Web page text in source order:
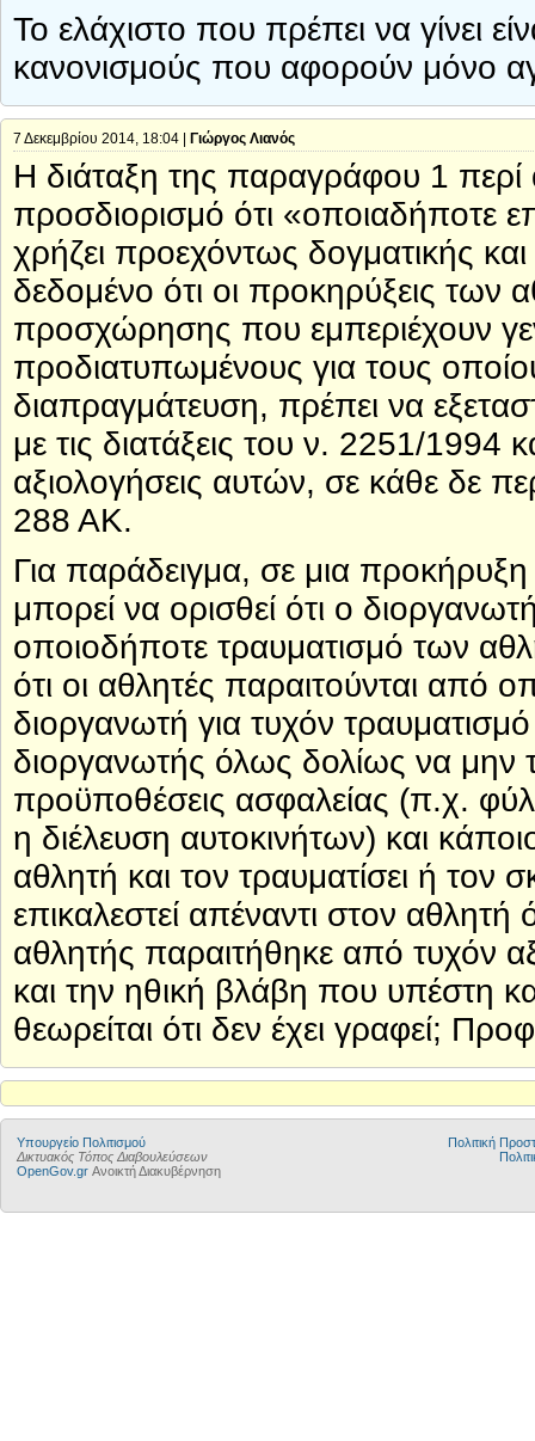
Το ελάχιστο που πρέπει να γίνει
κανονισμούς που αφορούν μόνο
7 Δεκεμβρίου 2014, 18:04 | Γιώργος Λιανός
Η διάταξη της παραγράφου 1
προσδιορισμό ότι «οποιαδήποτε
χρήζει προεχόντως δογματικής
δεδομένο ότι οι προκηρύξεις
προσχώρησης που εμπεριέχουν
προδιατυπωμένους για τους
διαπραγμάτευση, πρέπει να
με τις διατάξεις του ν. 2251/
αξιολογήσεις αυτών, σε κάθε δε
288 ΑΚ.
Για παράδειγμα, σε μια
μπορεί να ορισθεί ότι ο
οποιοδήποτε τραυματισμό των
ότι οι αθλητές παραιτούνται από
διοργανωτή για τυχόν
διοργανωτής όλως δολίως να μην
προϋποθέσεις ασφαλείας (π.χ.
η διέλευση αυτοκινήτων) και
αθλητή και τον τραυματίσει ή
επικαλεστεί απέναντι στον
αθλητής παραιτήθηκε από τυχόν
και την ηθική βλάβη που υπέστη
θεωρείται ότι δεν έχει γραφεί;
Υπουργείο Πολιτισμού
Δικτυακός Τόπος Διαβουλεύσεων
OpenGov.gr Ανοικτή Διακυβέρνηση
Πολιτική